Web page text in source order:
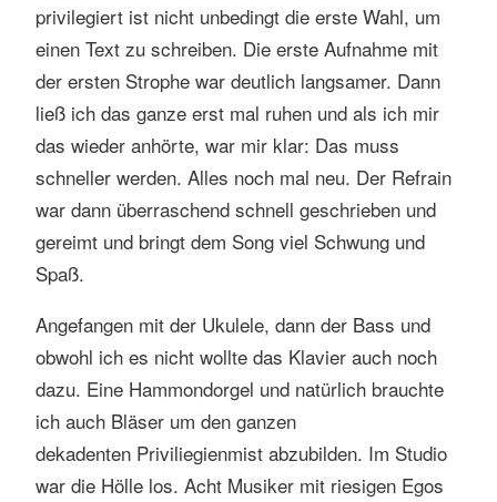
privilegiert ist nicht unbedingt die erste Wahl, um
einen Text zu schreiben. Die erste Aufnahme mit
der ersten Strophe war deutlich langsamer. Dann
ließ ich das ganze erst mal ruhen und als ich mir
das wieder anhörte, war mir klar: Das muss
schneller werden. Alles noch mal neu. Der Refrain
war dann überraschend schnell geschrieben und
gereimt und bringt dem Song viel Schwung und
Spaß.
Angefangen mit der Ukulele, dann der Bass und
obwohl ich es nicht wollte das Klavier auch noch
dazu. Eine Hammondorgel und natürlich brauchte
ich auch Bläser um den ganzen
dekadenten Priviliegienmist abzubilden. Im Studio
war die Hölle los. Acht Musiker mit riesigen Egos